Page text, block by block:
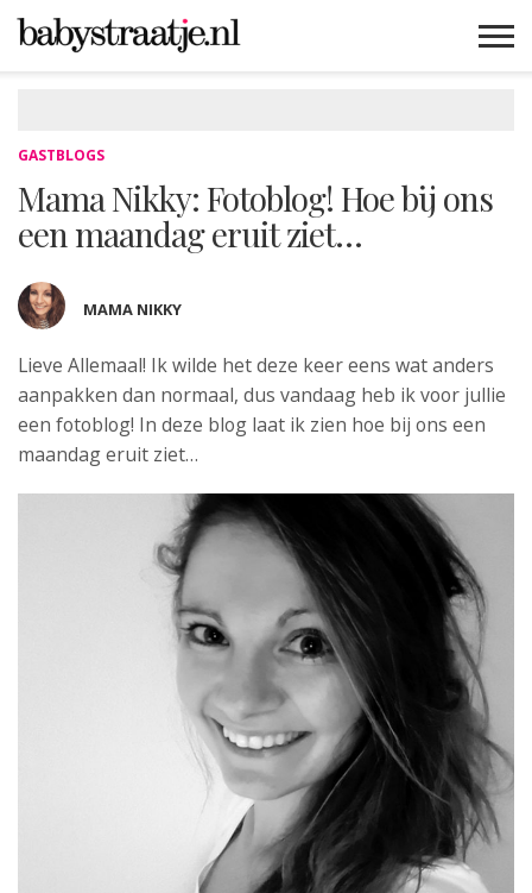
GASTBLOGS
Mama Nikky: Fotoblog! Hoe bij ons
een maandag eruit ziet…
MAMA NIKKY
Lieve Allemaal! Ik wilde het deze keereens wat anders
aanpakken dan normaal, dus vandaag heb ik voor jullie
een fotoblog! In deze blog laat ik zien hoe bij ons een
maandag eruit ziet…